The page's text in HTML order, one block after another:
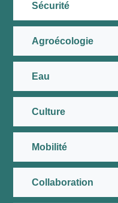
Sécurité
Agroécologie
Eau
Culture
Mobilité
Collaboration